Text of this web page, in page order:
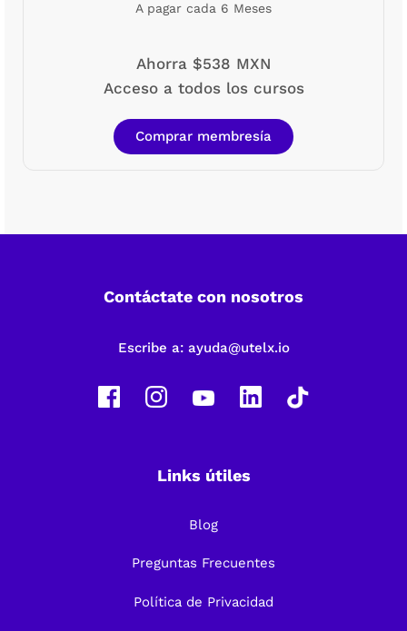
A pagar cada 6 Meses
Ahorra $538 MXN
Acceso a todos los cursos
Comprar membresía
Contáctate con nosotros
Escribe a: ayuda@utelx.io
Links útiles
Blog
Preguntas Frecuentes
Política de Privacidad